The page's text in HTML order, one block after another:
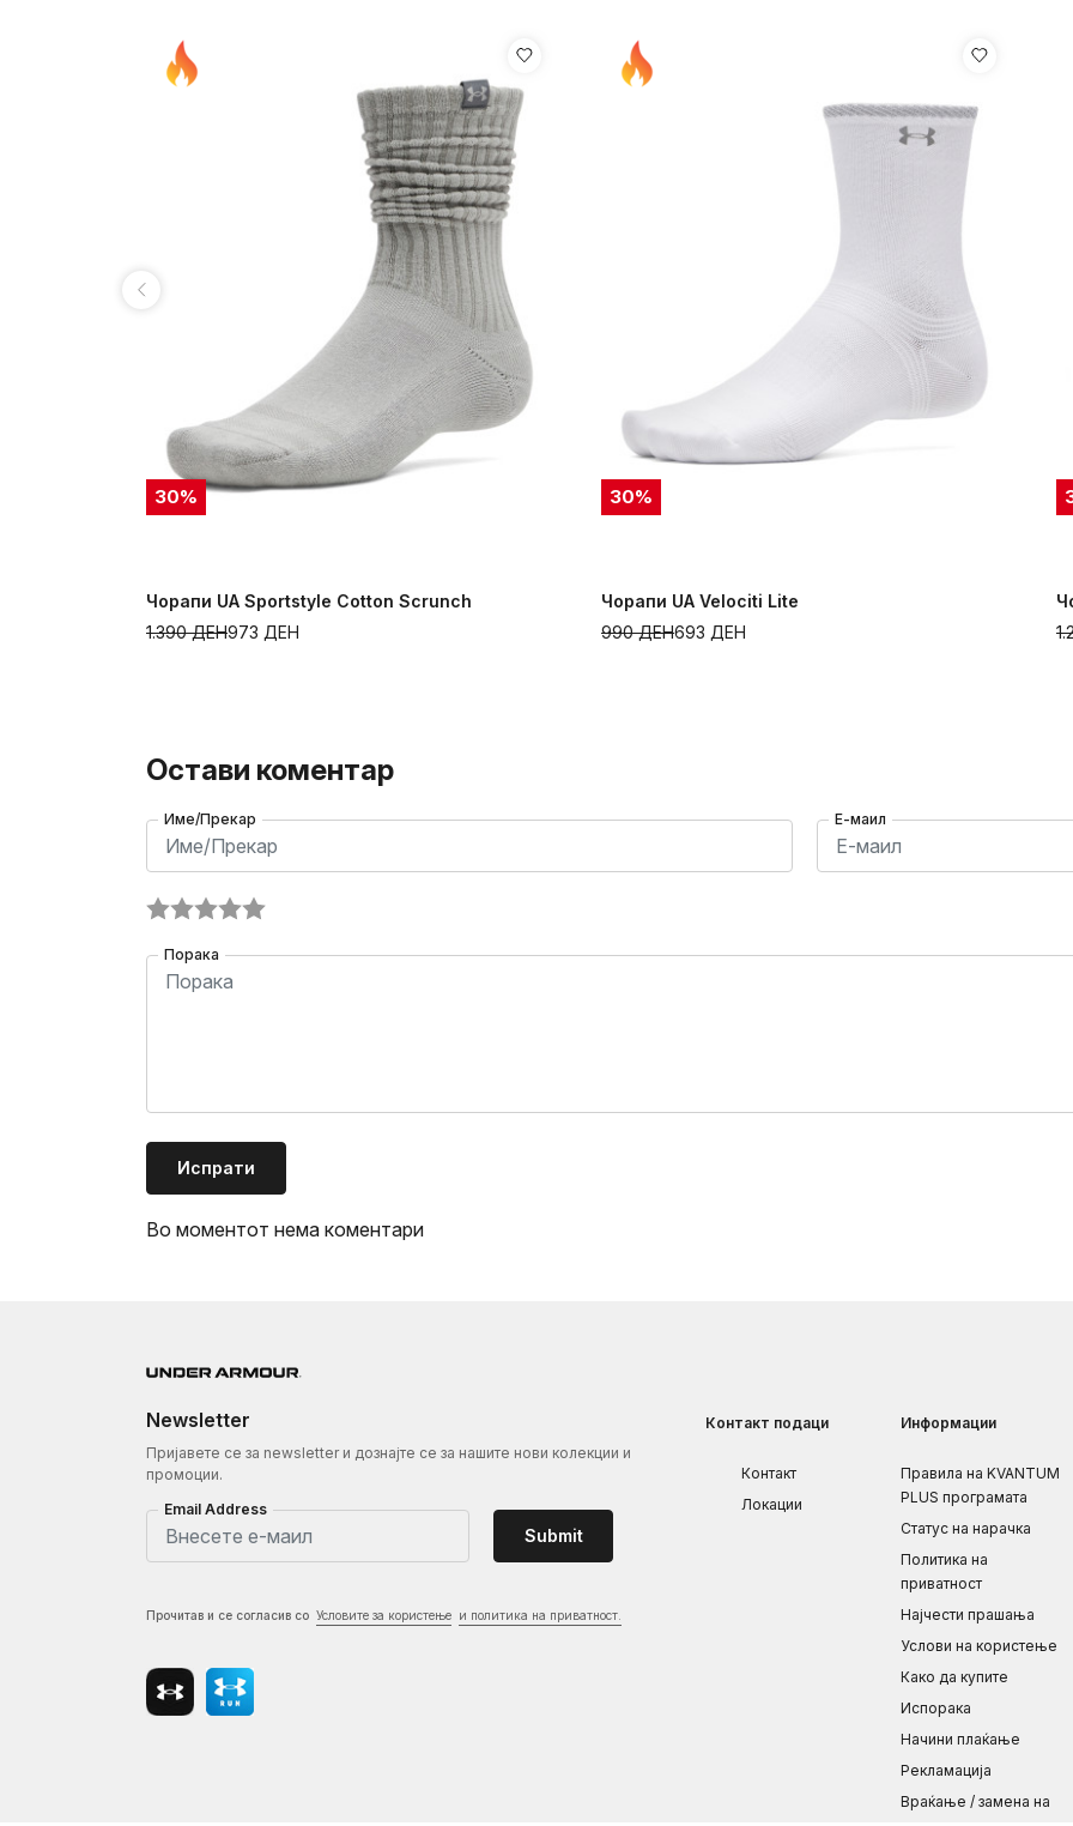
30%
Чорапи UA Sportstyle Cotton Scrunch
973 ДЕН
1.390ДЕН
30%
Чорапи UA Velociti Lite
693 ДЕН
990ДЕН
Остави коментар
Име/Прекар Е-маил
Порака
Испрати
Во моментот нема коментари
Newsletter
Пријавете се за newsletter и дознајте се за нашите нови колекции и
промоции.
Email Address
Submit
Прочитав и се согласив со Условите за користење и политика на приватност.
Контакт подаци
Контакт
Локации
Информации
Правила на KVANTUM
PLUS програмата
Статус на нарачка
Политика на
приватност
Најчести прашања
Услови на користење
Како да купите
Испорака
Начини плаќање
Рекламациja
Враќање / замена на